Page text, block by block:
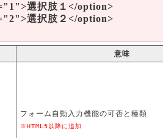
選択肢１</option>
選択肢２</option>
意味
フォーム自動入力機能の可否と種類
※HTML5以降に追加